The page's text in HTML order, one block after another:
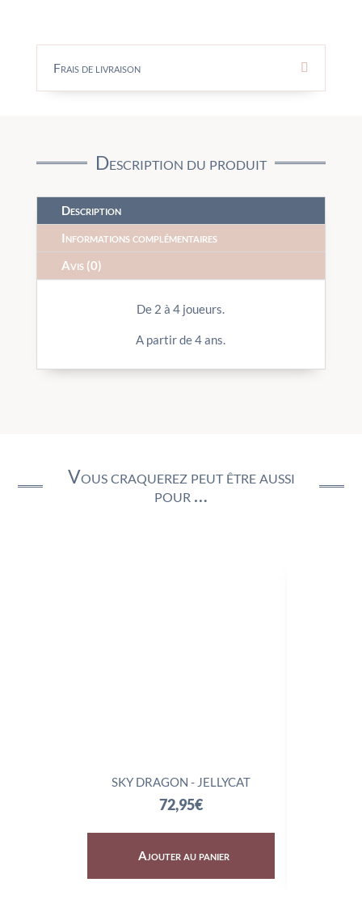
Frais de livraison
Description du produit
Description
Informations complémentaires
Avis (0)
De 2 à 4 joueurs.
A partir de 4 ans.
Vous craquerez peut être aussi
pour …
SKY DRAGON - JELLYCAT
72,95€
Ajouter au panier